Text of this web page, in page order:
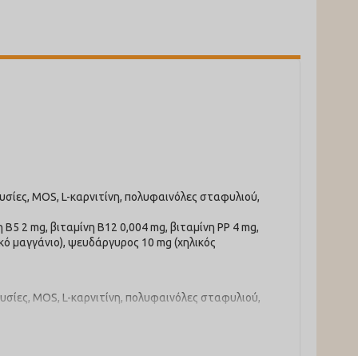
MOS, L-καρνιτίνη, πολυφαινόλες σταφυλιού,
2 mg, βιταμίνη B12 0,004 mg, βιταμίνη PP 4 mg,
μαγγάνιο), ψευδάργυρος 10 mg (χηλικός
MOS, L-καρνιτίνη, πολυφαινόλες σταφυλιού,
2 mg, βιταμίνη B12 0,004 mg, βιταμίνη PP 4 mg,
μαγγάνιο), ψευδάργυρος 10 mg (χηλικός